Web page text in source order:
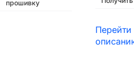
прошивку
Перейти